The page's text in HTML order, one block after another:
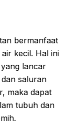
bermanfaat
kecil. Hal ini
lancar
saluran
maka dapat
tubuh dan